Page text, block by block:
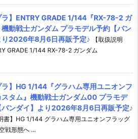
ラ】ENTRY GRADE 1/144『RX-78-2 ガ
機動戦士ガンダム プラモデル予約【バン
り2026年8月6日再販予定♪
【取扱説明
GRADE 1/144 RX-78-2 ガンダム
ラ】HG 1/144『グラハム専用ユニオンフ
スタム』機動戦士ガンダム00 プラモデ
バンダイ】より2026年8月6日再販予定♪
書】HG 1/144 グラハム専用ユニオンフラッグ
戦形態へ ...